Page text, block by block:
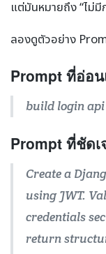
แต่มันหมายถึง “ไม่
ลองดูตัวอย่าง
Prompt ที่อ่อ
build login api
Prompt ที่ชัดเ
Create a
using JWT.
credentials
return